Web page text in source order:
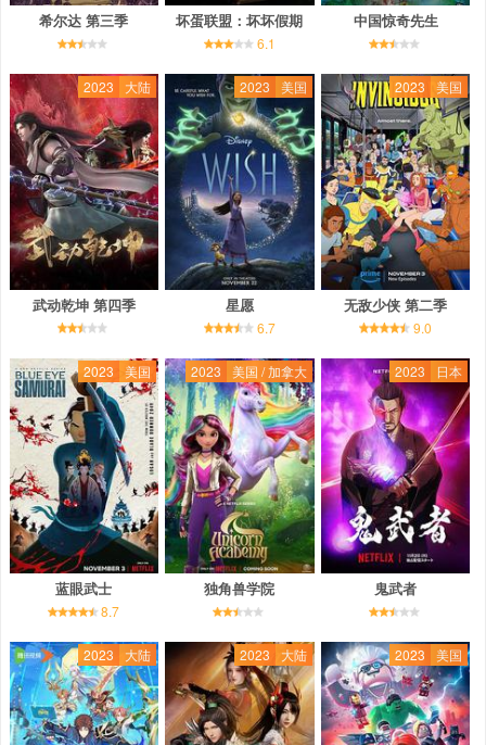
希尔达 第三季 坏蛋联盟：坏坏假期
6.1
中国惊奇先生
2023 大陆
武动乾坤 第四季
2023 美国
星愿
6.7
2023 美国
无敌少侠 第二季
9.0
2023 美国
蓝眼武士
8.7
2023 美国 / 加拿大
独角兽学院
2023 日本
鬼武者
2023 大陆 2023 大陆 2023 美国